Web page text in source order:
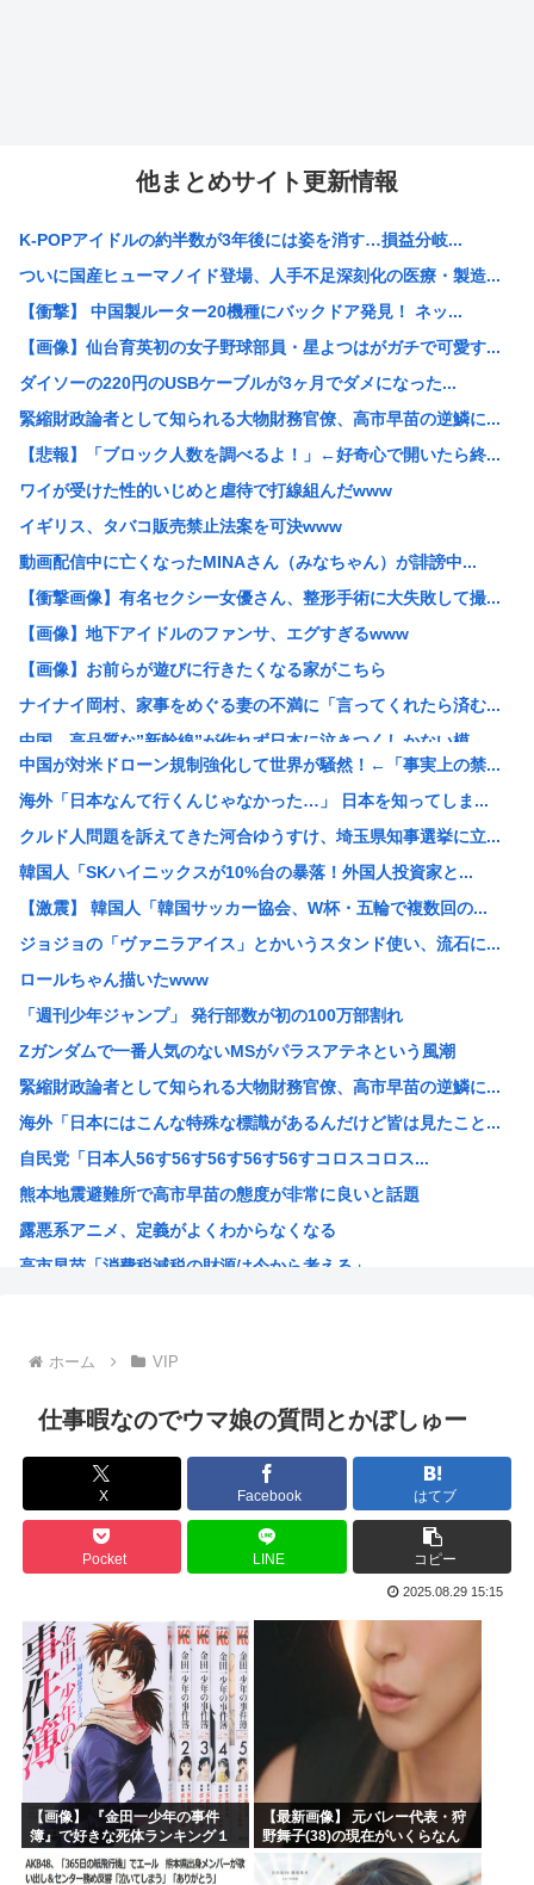
他まとめサイト更新情報
K-POPアイドルの約半数が3年後には姿を消す…損益分岐...
ついに国産ヒューマノイド登場、人手不足深刻化の医療・製造...
【衝撃】 中国製ルーター20機種にバックドア発見！ ネッ...
【画像】仙台育英初の女子野球部員・星よつはがガチで可愛す...
ダイソーの220円のUSBケーブルが3ヶ月でダメになった...
緊縮財政論者として知られる大物財務官僚、高市早苗の逆鱗に...
【悲報】「ブロック人数を調べるよ！」←好奇心で開いたら終...
ワイが受けた性的いじめと虐待で打線組んだwww
イギリス、タバコ販売禁止法案を可決www
動画配信中に亡くなったMINAさん（みなちゃん）が誹謗中...
【衝撃画像】有名セクシー女優さん、整形手術に大失敗して撮...
【画像】地下アイドルのファンサ、エグすぎるwww
【画像】お前らが遊びに行きたくなる家がこちら
ナイナイ岡村、家事をめぐる妻の不満に「言ってくれたら済む...
中国、高品質な”新幹線”が作れず日本に泣きつくしかない模...
高2生徒の家に侵入し、わいせつ 高2男子を逮捕
中国「大洪水！」三峡ダム「大雨で増水（台風直撃前」中国ダ...
高市早苗「消費税減税の財源は今から考える」
【戦後最長】日本、なんと74ヶ月連続で景気回復していた‥...
【画像】わんぱく日焼け女子中学生さん、発育が良すぎて「女...
【衝撃】ワイ「豆腐、150g×2丁で250円か…高いけど...
檜山沙耶こと「おさや」、第一子妊娠を発表
例の自殺配信、ウッキウキでXに拡散されまくるwww
【正論】今の20代「タモリっておもしろくないじゃん。笑っ...
【速報】全国の女子高生、お前らに苦言www
【画像あり】女子、整形に成功「この形の鼻が全女子の理想だ...
【衝撃】兵庫県斎藤知事、海外事業所を全て廃止へ「公務員が...
【悲報】上司さんからタコ殴りにされて被害届出したんやけど...
【驚愕】いまだに続いていると聞いてビビる漫画「ながされて...
中国が対米ドローン規制強化して世界が騒然！←「事実上の禁...
海外「日本なんて行くんじゃなかった…」 日本を知ってしま...
クルド人問題を訴えてきた河合ゆうすけ、埼玉県知事選挙に立...
韓国人「SKハイニックスが10%台の暴落！外国人投資家と...
【激震】 韓国人「韓国サッカー協会、W杯・五輪で複数回の...
ジョジョの「ヴァニラアイス」とかいうスタンド使い、流石に...
ロールちゃん描いたwww
「週刊少年ジャンプ」 発行部数が初の100万部割れ
Zガンダムで一番人気のないMSがパラスアテネという風潮
緊縮財政論者として知られる大物財務官僚、高市早苗の逆鱗に...
海外「日本にはこんな特殊な標識があるんだけど皆は見たこと...
自民党「日本人56す56す56す56す56すコロスコロス...
熊本地震避難所で高市早苗の態度が非常に良いと話題
露悪系アニメ、定義がよくわからなくなる
高市早苗「消費税減税の財源は今から考える」
中国大使館に侵入した自衛官（24）、動機を告白「中国の強...
海外「ディズニーがゴミのようだ！」日本がアニメ化した米人...
韓国人「韓国サッカー協会W杯予選で外国人審判に性接待した...
「味方のふりをしてたが、実は敵のスパイだったキャラ」 何...
みいちゃん作者、お気持ち表明ツイートから1週間沈黙www
高市総書記に逆らった財務官僚、左遷されるwww
ヒロアカ見たらまじで好きになったんやが
【画像】カノカリ女、とんでもないエ口グッズにされてしまい...
韓国人「日本には韓国みたいなドラッグストアがないので韓国...
宮崎駿「声優は娼婦のような声」←これ正論すぎるよな
なんかおもろい漫画ない?
バンダイナムコ決算、プリキュアが前年比大幅減少
ホーム VIP
仕事暇なのでウマ娘の質問とかぼしゅー
X Facebook はてブ
Pocket LINE コピー
2025.08.29 15:15
【画像】 『金田一少年の事件
簿』で好きな死体ランキング１
位がこちら！
【最新画像】 元バレー代表・狩
野舞子(38)の現在がいくらなん
でも即ハボすぎる！